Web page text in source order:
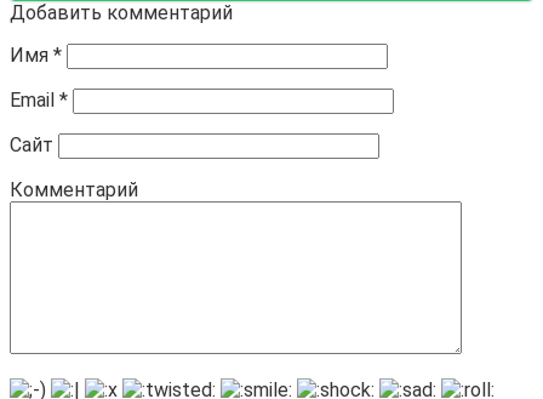
Добавить комментарий
Имя *
Email *
Сайт
Комментарий